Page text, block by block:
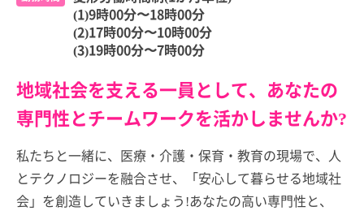
(1)9時00分〜18時00分
(2)17時00分〜10時00分
(3)19時00分〜7時00分
地域社会を支える一員として、あなたの
専門性とチームワークを活かしませんか?
私たちと一緒に、医療・介護・保育・教育の現場で、人
とテクノロジーを融合させ、「安心して暮らせる地域社
会」を創造していきましょう!あなたの高い専門性と、